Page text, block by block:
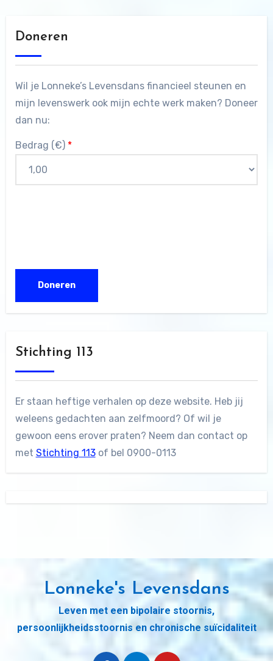
Doneren
Wil je Lonneke’s Levensdans financieel steunen en
mijn levenswerk ook mijn echte werk maken? Doneer
dan nu:
Bedrag (€) *
Stichting 113
Er staan heftige verhalen op deze website. Heb jij
weleens gedachten aan zelfmoord? Of wil je
gewoon eens erover praten? Neem dan contact op
met Stichting 113of bel 0900-0113
Lonneke's Levensdans
Leven met een bipolaire stoornis,
persoonlijkheidsstoornis en chronische suïcidaliteit